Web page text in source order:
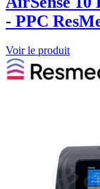
- PPC
Voir le produit